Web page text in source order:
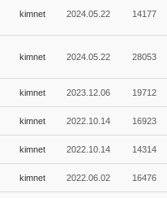
kimnet 2024.05.22 14177
kimnet 2024.05.22 28053
kimnet 2023.12.06 19712
kimnet 2022.10.14 16923
kimnet 2022.10.14 14314
kimnet 2022.06.02 16476